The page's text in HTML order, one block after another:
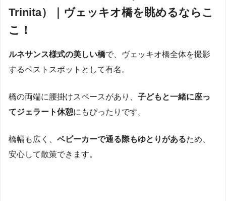
Trinita）｜ヴェッキオ橋を眺めるならこ
こ！
ルネサンス様式の美しい橋で、ヴェッキオ橋全体を撮影
するベストスポットとして有名。
橋の両端に腰掛けスペースがあり、 子どもと一緒に座っ
てジェラート休憩にもぴったりです。
橋幅も広く、 ベビーカーで通る際もゆとりがあるため、
安心して散策できます。